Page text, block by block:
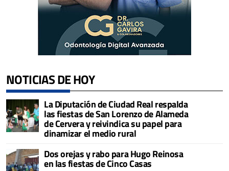
NOTICIAS DE HOY
La Diputación de Ciudad Real respalda
las fiestas de San Lorenzo de Alameda
de Cervera y reivindica su papel para
dinamizar el medio rural
Dos orejas y rabo para Hugo Reinosa
en las fiestas de Cinco Casas